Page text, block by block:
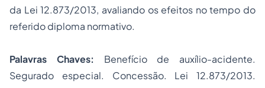
da Lei 12.873/2013, avaliando os efeitos no tempo do
referido diploma normativo.
Palavras Chaves: Benefício de auxílio-acidente.
Segurado especial. Concessão. Lei 12.873/2013.